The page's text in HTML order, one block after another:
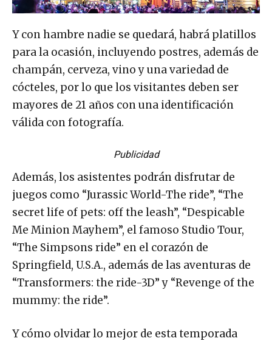
Y con hambre nadie se quedará, habrá platillos
para la ocasión, incluyendo postres, además de
champán, cerveza, vino y una variedad de
cócteles, por lo que los visitantes deben ser
mayores de 21 años con una identificación
válida con fotografía.
Publicidad
Además, los asistentes podrán disfrutar de
juegos como “Jurassic World-The ride”, “The
secret life of pets: off the leash”, “Despicable
Me Minion Mayhem”, el famoso Studio Tour,
“The Simpsons ride” en el corazón de
Springfield, U.S.A., además de las aventuras de
“Transformers: the ride-3D” y “Revenge of the
mummy: the ride”.
Y cómo olvidar lo mejor de esta temporada